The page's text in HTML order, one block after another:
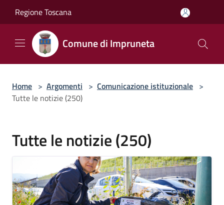
Regione Toscana
Comune di Impruneta
Home > Argomenti > Comunicazione istituzionale >
Tutte le notizie (250)
Tutte le notizie (250)